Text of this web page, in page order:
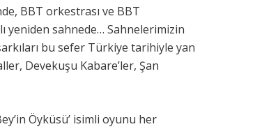
BBT orkestrası ve BBT
yeniden sahnede… Sahnelerimizin
bu sefer Türkiye tarihiyle yan
Devekuşu Kabare’ler, Şan
Öyküsü’ isimli oyunu her